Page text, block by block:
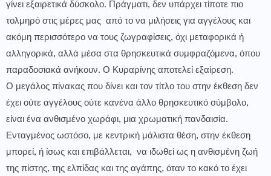
γίνει εξαιρετικά δύσκολο. Πράγματι, δεν υπάρχει τίποτε πιο
τολμηρό στις μέρες μας από το να μιλήσεις για αγγέλους και
ακόμη περισσότερο να τους ζωγραφίσεις, όχι μεταφορικά ή
αλληγορικά, αλλά μέσα στα θρησκευτικά συμφραζόμενα, όπου
παραδοσιακά ανήκουν. Ο Κυραρίνης αποτελεί εξαίρεση.
Ο μεγάλος πίνακας που δίνει και τον τίτλο του στην έκθεση δεν
έχει ούτε αγγέλους ούτε κανένα άλλο θρησκευτικό σύμβολο,
είναι ένα ανθισμένο χωράφι, μια χρωματική πανδαισία.
Ενταγμένος ωστόσο, με κεντρική μάλιστα θέση, στην έκθεση
μπορεί, ή ίσως και επιβάλλεται, να ιδωθεί ως η ανθισμένη ζωή
της πίστης, της ελπίδας και της αγάπης, όταν το κακό το έχει